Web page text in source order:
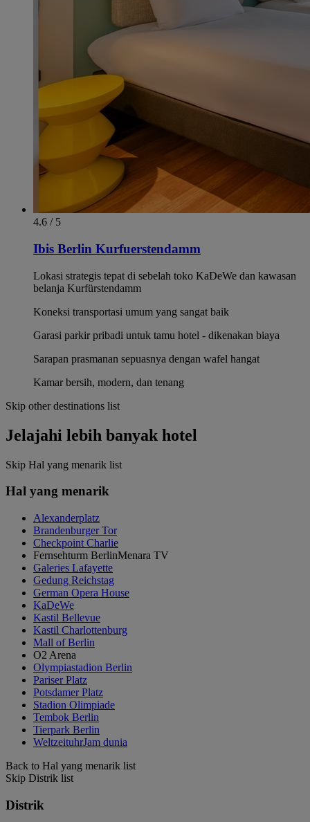
4.6 / 5
Ibis Berlin Kurfuerstendamm
Lokasi strategis tepat di sebelah toko KaDeWe dan kawasan
belanja Kurfürstendamm
Koneksi transportasi umum yang sangat baik
Garasi parkir pribadi untuk tamu hotel - dikenakan biaya
Sarapan prasmanan sepuasnya dengan wafel hangat
Kamar bersih, modern, dan tenang
Skip other destinations list
Jelajahi lebih banyak hotel
Skip Hal yang menarik list
Hal yang menarik
Alexanderplatz
Brandenburger Tor
Checkpoint Charlie
Fernsehturm BerlinMenara TV
Galeries Lafayette
Gedung Reichstag
German Opera House
KaDeWe
Kastil Bellevue
Kastil Charlottenburg
Mall of Berlin
O2 Arena
Olympiastadion Berlin
Pariser Platz
Potsdamer Platz
Stadion Olimpiade
Tembok Berlin
Tierpark Berlin
WeltzeituhrJam dunia
Back to Hal yang menarik list
Skip Distrik list
Distrik